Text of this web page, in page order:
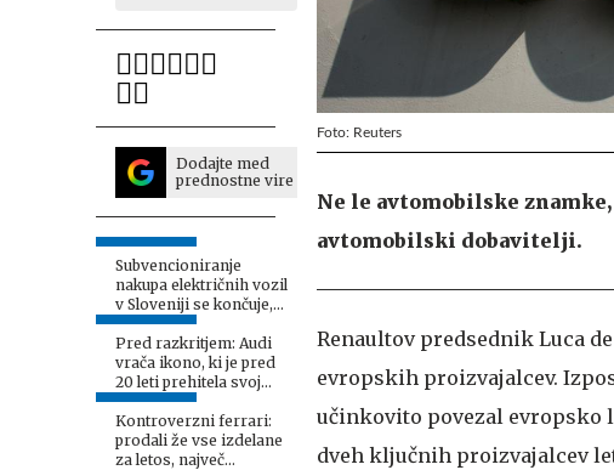
Dodajte med
prednostne vire
Subvencioniranje
nakupa električnih vozil
v Sloveniji se končuje,
kaj sledi?
Pred razkritjem: Audi
vrača ikono, ki je pred
20 leti prehitela svoj
čas
Kontroverzni ferrari:
prodali že vse izdelane
za letos, največ
Foto: Reuters
Ne le avtomobilske
avtomobilski dobavitelji.
Renaultov predsednik Luca
evropskih proizvajalcev.
učinkovito povezal evropsko
dveh ključnih proizvajalcev